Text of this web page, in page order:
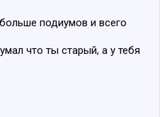
подиумов и всего
что ты старый, а у тебя